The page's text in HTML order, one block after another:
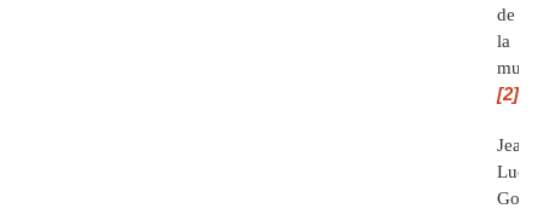
de
la
[2]
Jean-
Luc